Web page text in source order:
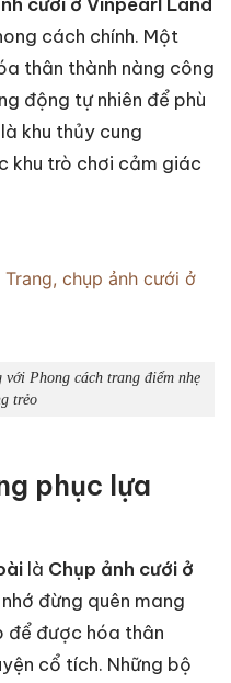
cách chính. Một
thân thành nàng công
động tự nhiên để phù
khu thủy cung
khu trò chơi cảm giác
Phong cách trang điểm nhẹ
trẻo
phục lựa
là Chụp ảnh cưới ở
đừng quên mang
được hóa thân
cổ tích. Những bộ